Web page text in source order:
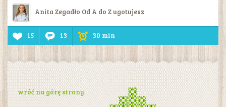
Anita Zegadło Od A do Z ugotujesz
15 13 30 min
wróć na górę strony